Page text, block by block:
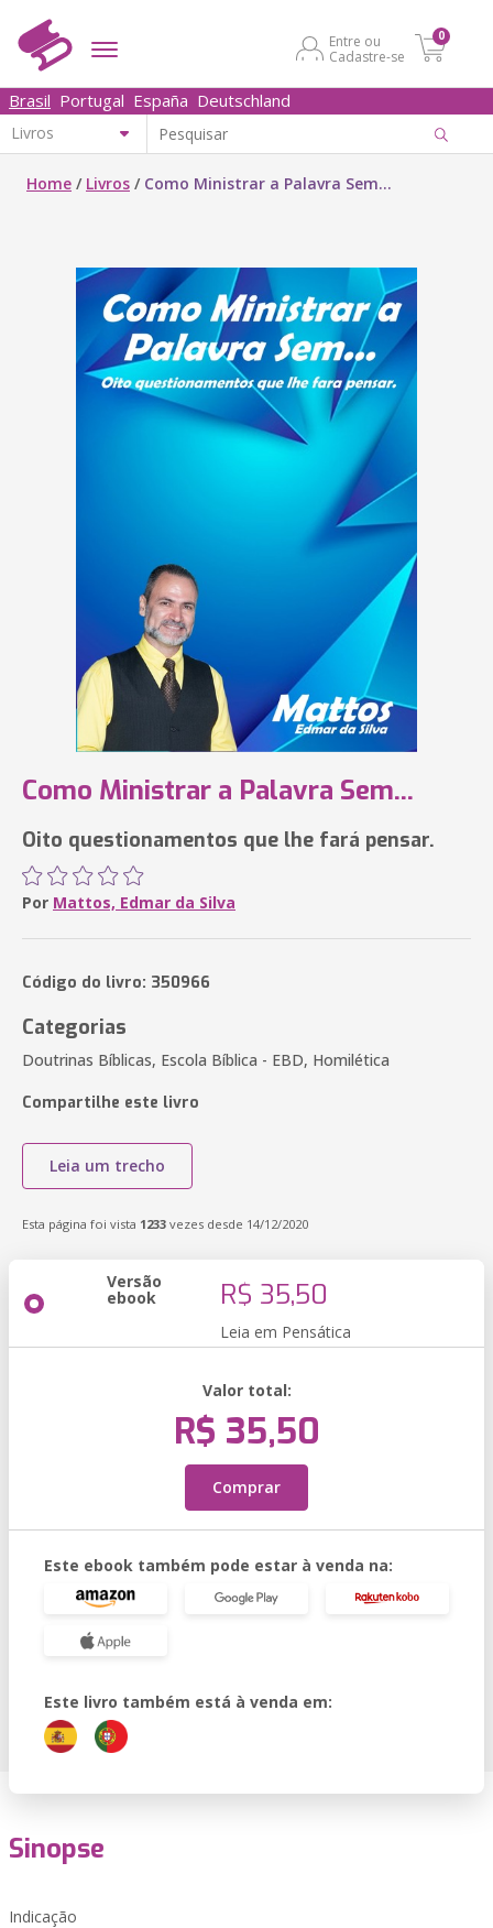
Entre ou
Cadastre-se
0
Brasil Portugal España Deutschland
Home / Livros / Como Ministrar a Palavra Sem...
Como Ministrar a Palavra Sem...
Oito questionamentos que lhe fará pensar.
Por Mattos, Edmar da Silva
Código do livro: 350966
Categorias
Doutrinas Bíblicas, Escola Bíblica - EBD, Homilética
Compartilhe este livro
Leia um trecho
Esta página foi vista 1233 vezes desde 14/12/2020
Versão
ebook R$ 35,50
Leia em Pensática
Valor total:
R$ 35,50
Comprar
Este ebook também pode estar à venda na:
Este livro também está à venda em:
Sinopse
Indicação